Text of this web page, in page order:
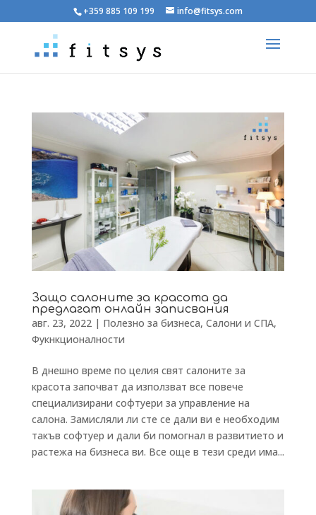
+359 885 109 199 info@fitsys.com
Защо салоните за красота да
предлагат онлайн записвания
авг. 23, 2022| Полезно за бизнеса, Салони и СПА,
Фукнкционалности
В днешно време по целия свят салоните за
красота започват да използват все повече
специализирани софтуери за управление на
салона. Замисляли ли сте се дали ви е необходим
такъв софтуер и дали би помогнал в развитието и
растежа на бизнеса ви. Все още в тези среди има...